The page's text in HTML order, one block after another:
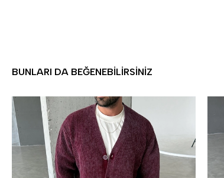
BUNLARI DA BEĞENEBILIRSINIZ